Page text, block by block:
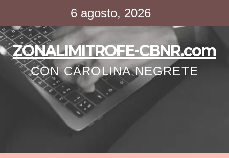
contenido
6 agosto, 2026
ZONALIMITROFE-CBNR.com
CON CAROLINA NEGRETE